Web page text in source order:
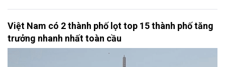
Việt Nam có 2 thành phố lọt top 15 thành phố tăng
trưởng nhanh nhất toàn cầu